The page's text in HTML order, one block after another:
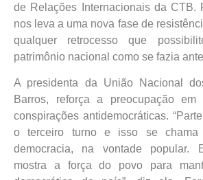
de Relações Internacionais da CTB.
nos leva a uma nova fase de
qualquer retrocesso que
patrimônio nacional como se fazia
A presidenta da União Nacional
Barros, reforça a preocupação em
conspirações antidemocráticas.
o terceiro turno e isso se chama
democracia, na vontade popular.
mostra a força do povo para